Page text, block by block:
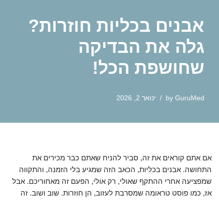
אבנים בכליות חוזרות?
גלה את הבדיקה
שחושפת הכל!
by GuruMed ינואר 2, 2026
אם אתם קוראים את זה, סביר להניח שאתם כבר מכירים את
התחושה. אבנים בכליות, הכאב הזה שמגיע בלי הזמנה, והתקווה
שמפציעה אחרי ההתקף שאולי, רק אולי, הפעם זה מאחוריכם. אבל
אז, כמו פוסט טראומה שמסרבת לעזוב, הן חוזרות. שוב ושוב. זה